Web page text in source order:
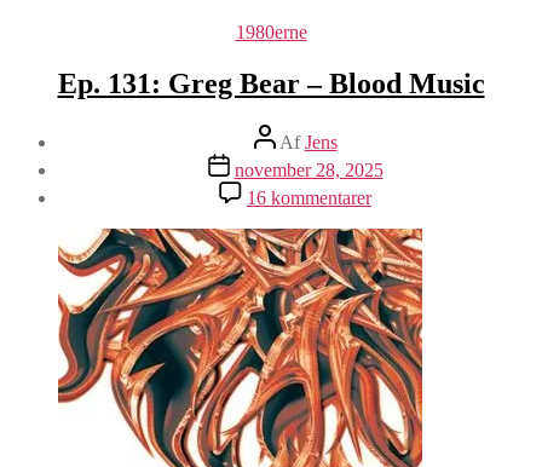
Kategorier
1980erne
Ep. 131: Greg Bear – Blood Music
Indlægsforfatter
AfJens
Indlægsdato
november 28, 2025
16 kommentarertil
Ep.
131:
Greg
Bear
–
Blood
Music